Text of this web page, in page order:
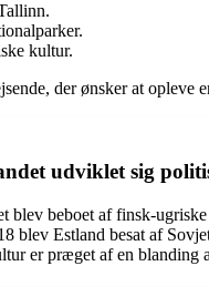
kultur.
der ønsker at
udviklet sig
beboet af finsk-
blev Estland besat af
er præget af en